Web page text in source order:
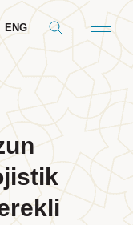
ENG